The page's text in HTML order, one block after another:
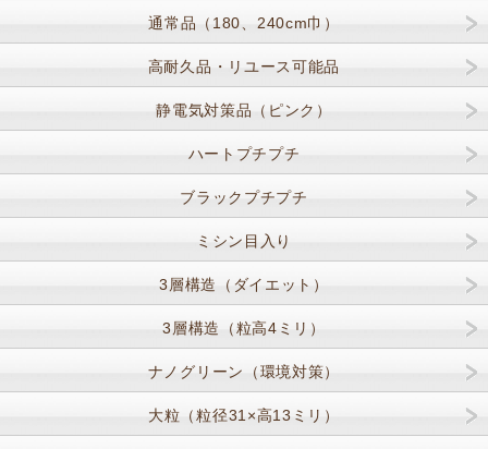
通常品（180、240cm巾）
高耐久品・リユース可能品
静電気対策品（ピンク）
ハートプチプチ
ブラックプチプチ
ミシン目入り
3層構造（ダイエット）
3層構造（粒高4ミリ）
ナノグリーン（環境対策）
大粒（粒径31×高13ミリ）